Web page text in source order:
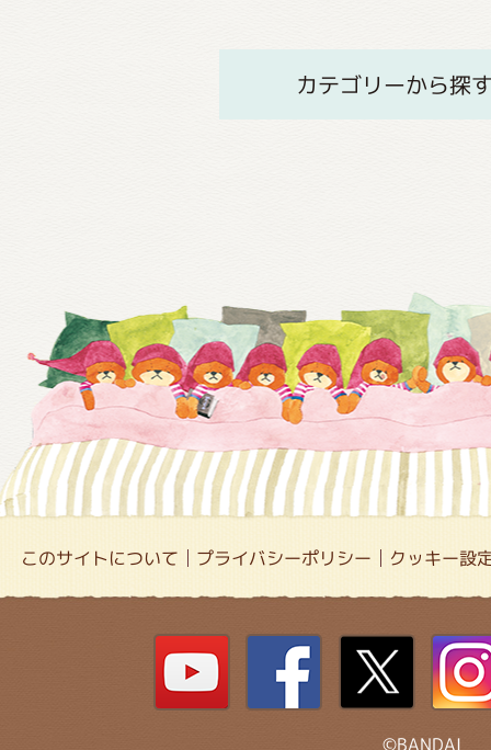
カテゴリーから探
このサイトについて プライバシーポリシー クッキー設
©BANDAI